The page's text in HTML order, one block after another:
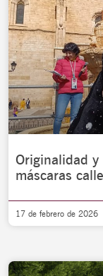
Originalidad y
máscaras
17 de febrero de 2026